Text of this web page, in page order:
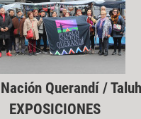
Querandí /
EXPOSICIONES